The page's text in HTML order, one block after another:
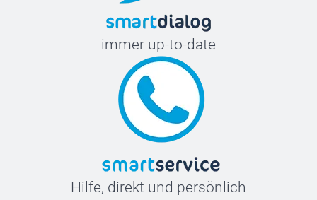
immer up-to-date
Hilfe, direkt und persönlich